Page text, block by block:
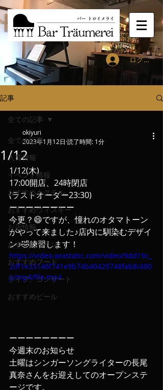
ログイン
記事
全ての記事
入荷情報
イベント情報
おすすめカクテル
おすすめウィスキー
お店情報
おすすめワイン
おすすめフード
ライブ、コンサート
おすすめビール
全ての記事
1/12
okiyuri
2023年1月12日 読了時間: 1分
1/12(木)
17:00開店、24時閉店
(ラストオーダー23:30)
ーーーーーーーー
今更？😄ですが、憧れのオタマトーン
がやって来ました♪店内に馴染むデザイ
ン♪🤣練習します！
https://video.wixstatic.com/video/9dd19c_
2df1e33146f741e9b74b40420746fab8/480
p/mp4/file.mp4
ーーーーーーーー
今週末のお知らせ
土曜はシンガーソングライターの長尾
真奈さんをお迎えしてのオープンステ
ージです。